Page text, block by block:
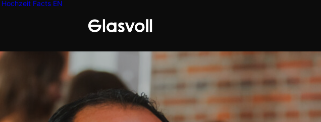
Hochzeit Facts EN